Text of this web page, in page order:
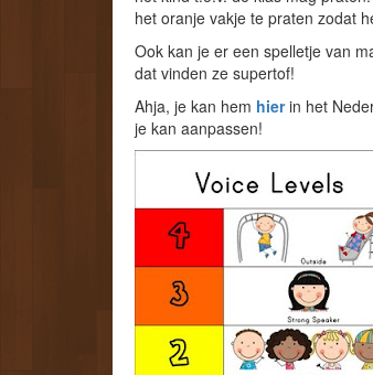
het oranje vakje te praten zodat
Ook kan je er een spelletje van
dat vinden ze supertof!
Ahja, je kan hem hierin het
je kan aanpassen!